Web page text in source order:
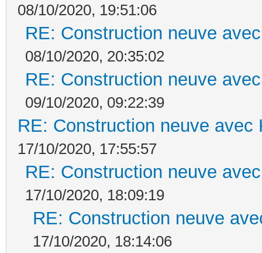
08/10/2020, 19:51:06
RE: Construction neuve
08/10/2020, 20:35:02
RE: Construction neuve
09/10/2020, 09:22:39
RE: Construction neuve avec
17/10/2020, 17:55:57
RE: Construction neuve
17/10/2020, 18:09:19
RE: Construction neuve
17/10/2020, 18:14:06